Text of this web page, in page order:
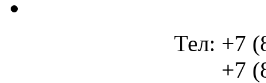
Тел: +7
+7